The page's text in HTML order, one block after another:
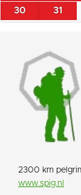
30 31
2300 km
www.spig.nl